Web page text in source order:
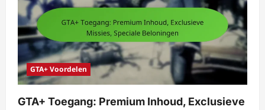
GTA+ Voordelen
GTA+ Toegang: Premium Inhoud, Exclusieve